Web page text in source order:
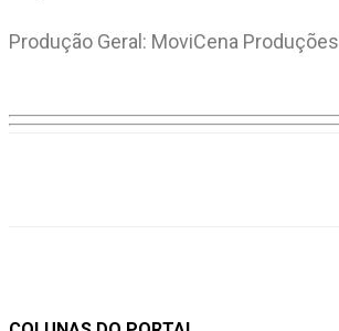
Produção Geral: MoviCena Produções